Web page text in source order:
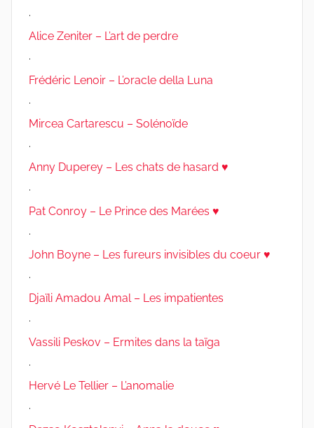
.
Alice Zeniter – L’art de perdre
.
Frédéric Lenoir – L’oracle della Luna
.
Mircea Cartarescu – Solénoïde
.
Anny Duperey – Les chats de hasard ♥
.
Pat Conroy – Le Prince des Marées ♥
.
John Boyne – Les fureurs invisibles du coeur ♥
.
Djaïli Amadou Amal – Les impatientes
.
Vassili Peskov – Ermites dans la taïga
.
Hervé Le Tellier – L’anomalie
.